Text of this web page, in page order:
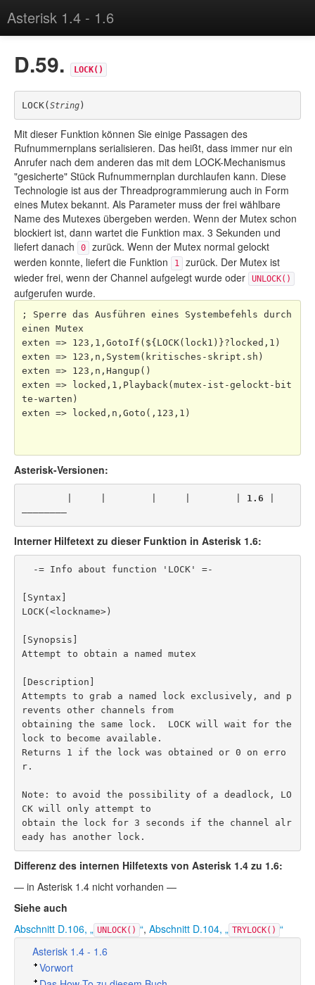
Asterisk 1.4 - 1.6
D.59. LOCK()
LOCK(String)
Mit dieser Funktion können Sie einige Passagen des
Rufnummernplans serialisieren. Das heißt, dass immer nur ein
Anrufer nach dem anderen das mit dem LOCK-Mechanismus
"gesicherte" Stück Rufnummernplan durchlaufen kann. Diese
Technologie ist aus der Threadprogrammierung auch in Form
eines Mutex bekannt. Als Parameter muss der frei wählbare
Name des Mutexes übergeben werden. Wenn der Mutex schon
blockiert ist, dann wartet die Funktion max. 3 Sekunden und
liefert danach
0
zurück. Wenn der Mutex normal gelockt
werden konnte, liefert die Funktion
1
zurück. Der Mutex ist
wieder frei, wenn der Channel aufgelegt wurde oder
UNLOCK()
aufgerufen wurde.
; Sperre das Ausführen eines Systembefehls durch
einen Mutex
exten => 123,1,GotoIf(${LOCK(lock1)}?locked,1)
exten => 123,n,System(kritisches-skript.sh)
exten => 123,n,Hangup()
exten => locked,1,Playback(mutex-ist-gelockt-bit
te-warten)
exten => locked,n,Goto(,123,1)
Asterisk-Versionen:
1.6
————————
Interner Hilfetext zu dieser Funktion in Asterisk 1.6:
[Syntax]
LOCK(<lockname>)
[Synopsis]
Attempt to obtain a named mutex
[Description]
Attempts to grab a named lock exclusively, and p
revents other channels from
obtaining the same lock.  LOCK will wait for the
lock to become available.
Returns 1 if the lock was obtained or 0 on erro
r.
Note: to avoid the possibility of a deadlock, LO
CK will only attempt to
obtain the lock for 3 seconds if the channel alr
eady has another lock.
Differenz des internen Hilfetexts von Asterisk 1.4 zu 1.6:
— in Asterisk 1.4 nicht vorhanden —
Siehe auch
Abschnitt D.106, „ UNLOCK() “, Abschnitt D.104, „ TRYLOCK() “
Asterisk 1.4 - 1.6
Vorwort